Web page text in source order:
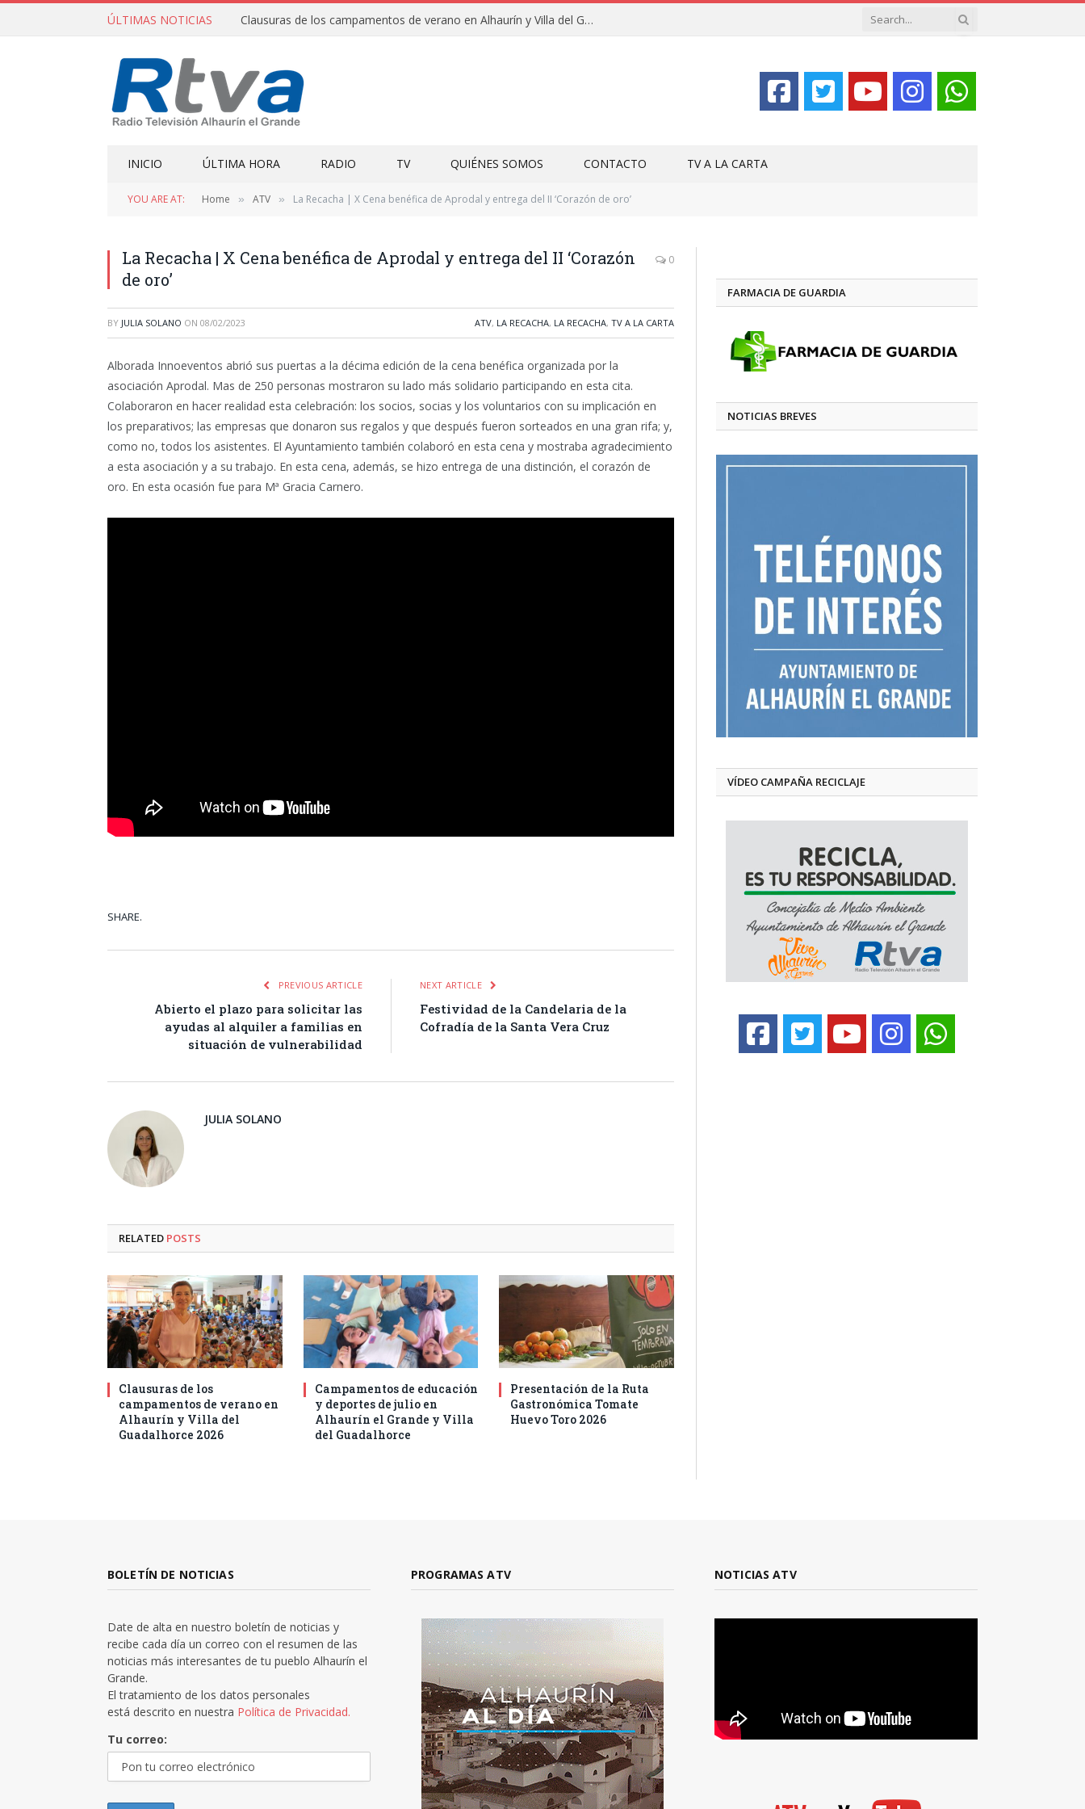
ÚLTIMAS NOTICIAS Clausuras de los campamentos de verano en Alhaurín y Villa del Guadalhorce 2026
INICIO ÚLTIMA HORA RADIO TV QUIÉNES SOMOS CONTACTO TV A LA CARTA
YOU ARE AT: Home » ATV » La Recacha | X Cena benéfica de Aprodal y entrega del II ‘Corazón de oro’
La Recacha | X Cena benéfica de Aprodal y entrega del II ‘Corazón
de oro’
0
BY JULIA SOLANO ON 08/02/2023 ATV, LA RECACHA, LA RECACHA, TV A LA CARTA
Alborada Innoeventos abrió sus puertas a la décima edición de la cena benéfica organizada por la
asociación Aprodal. Mas de 250 personas mostraron su lado más solidario participando en esta cita.
Colaboraron en hacer realidad esta celebración: los socios, socias y los voluntarios con su implicación en
los preparativos; las empresas que donaron sus regalos y que después fueron sorteados en una gran rifa; y,
como no, todos los asistentes. El Ayuntamiento también colaboró en esta cena y mostraba agradecimiento
a esta asociación y a su trabajo. En esta cena, además, se hizo entrega de una distinción, el corazón de
oro. En esta ocasión fue para Mª Gracia Carnero.
SHARE.
PREVIOUS ARTICLE
Abierto el plazo para solicitar las
ayudas al alquiler a familias en
situación de vulnerabilidad
NEXT ARTICLE
Festividad de la Candelaria de la
Cofradía de la Santa Vera Cruz
JULIA SOLANO
RELATED POSTS
Clausuras de los
campamentos de verano en
Alhaurín y Villa del
Guadalhorce 2026
Campamentos de educación
y deportes de julio en
Alhaurín el Grande y Villa
del Guadalhorce
Presentación de la Ruta
Gastronómica Tomate
Huevo Toro 2026
FARMACIA DE GUARDIA
NOTICIAS BREVES
VÍDEO CAMPAÑA RECICLAJE
BOLETÍN DE NOTICIAS
Date de alta en nuestro boletín de noticias y
recibe cada día un correo con el resumen de las
noticias más interesantes de tu pueblo Alhaurín el
Grande.
El tratamiento de los datos personales
está descrito en nuestra Política de Privacidad.
Tu correo:
PROGRAMAS ATV NOTICIAS ATV